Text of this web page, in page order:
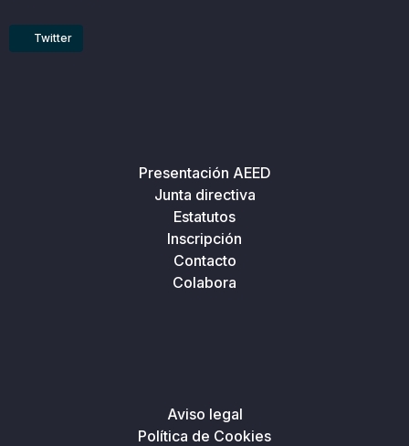
Twitter
Presentación AEED
Junta directiva
Estatutos
Inscripción
Contacto
Colabora
Aviso legal
Política de Cookies